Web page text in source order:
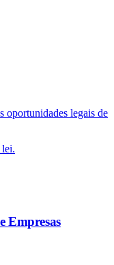
oportunidades legais de
lei.
Empresas